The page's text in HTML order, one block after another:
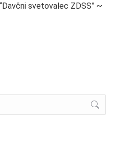
svetovalec ZDSS” ~